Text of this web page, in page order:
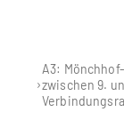
A3:
zwischen 9.